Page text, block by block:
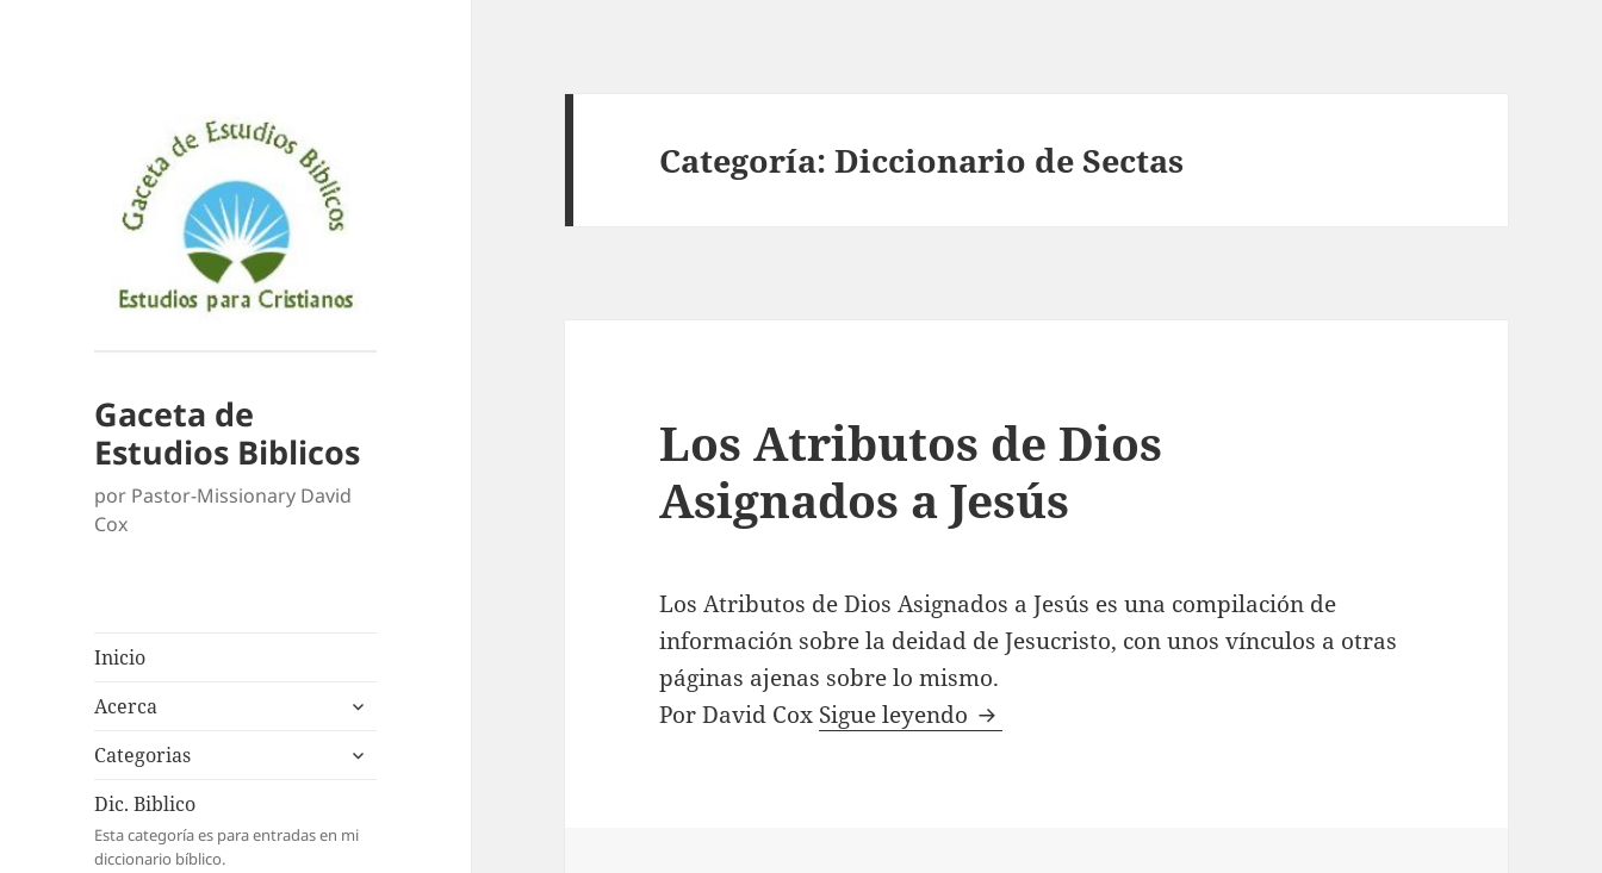
Gaceta de
Estudios Biblicos
por Pastor-Missionary David
Cox
Inicio
Acerca
expande
menú
Categorias
expande
inferior
Dic. Biblico
Esta categoría es para entradas en mi
diccionario bíblico.
Categoría:Diccionario de Sectas
Los Atributos de Dios
Asignados a Jesús
Los Atributos de Dios Asignados a Jesús es una compilación de
información sobre la deidad de Jesucristo, con unos vínculos a otras
páginas ajenas sobre lo mismo.
Por David Cox Sigue leyendo Los Atributos de Dios Asignados a Jesús